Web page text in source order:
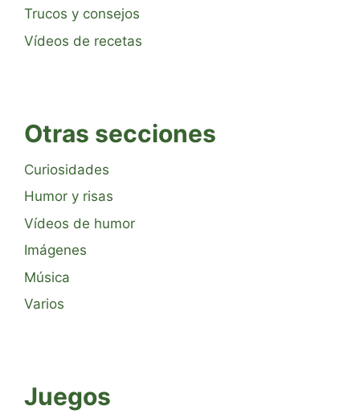
Trucos y consejos
Vídeos de recetas
Otras secciones
Curiosidades
Humor y risas
Vídeos de humor
Imágenes
Música
Varios
Juegos